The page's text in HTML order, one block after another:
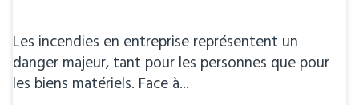
Les incendies en entreprise représentent un
danger majeur, tant pour les personnes que pour
les biens matériels. Face à...